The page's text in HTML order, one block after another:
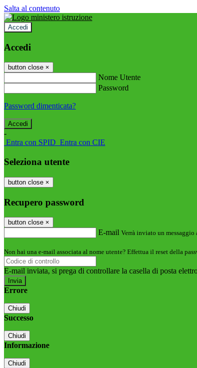
Salta al contenuto
Accedi
Accedi
button close ×
Nome Utente
Password
Password dimenticata?
-
Entra con SPID Entra con CIE
Seleziona utente
button close ×
Recupero password
button close ×
E-mail Verrà inviato un
Non hai una e-mail associata al nome utente? Effettua il reset della
E-mail inviata, si prega di controllare la casella di posta
Errore
Chiudi
Successo
Chiudi
Informazione
Chiudi